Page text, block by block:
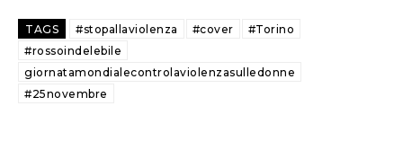
TAGS #stopallaviolenza #cover
#Torino
#rossoindelebile
giornatamondialecontrolaviolenzasulledonne
#25novembre